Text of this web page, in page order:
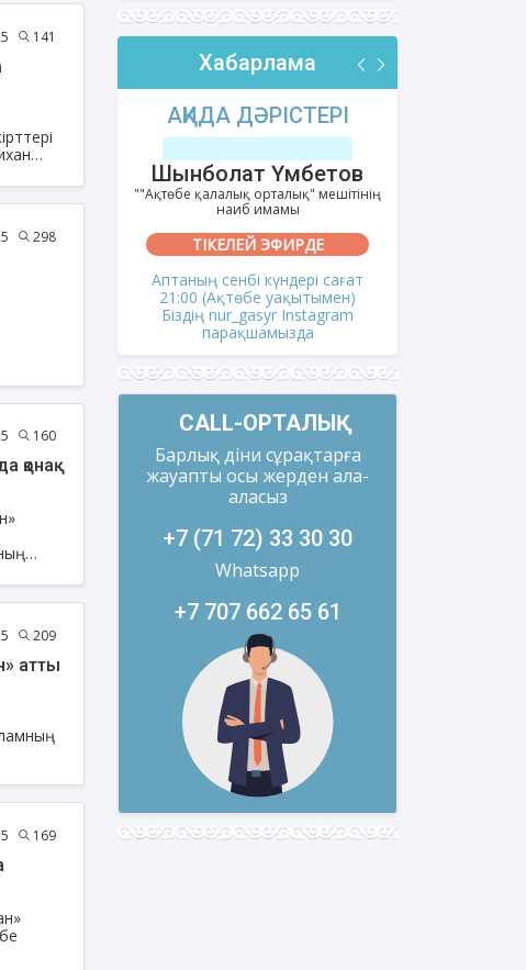
141
298
өтіп
ашу
160
қонақ
209
169
Хабарлама
сағат
АҚИДА ДӘРІСТЕРІ
Шынболат Үмбетов
""Ақтөбе қалалық орталық" мешітінің
наиб имамы
ТІКЕЛЕЙ ЭФИРДЕ
Аптаның сенбі күндері сағат
21:00 (Ақтөбе уақытымен)
Біздің nur_gasyr Instagram
парақшамызда
CALL-ОРТАЛЫҚ
Барлық діни сұрақтарға
жауапты осы жерден ала-
аласыз
+7 (71 72) 33 30 30
Whatsapp
+7 707 662 65 61